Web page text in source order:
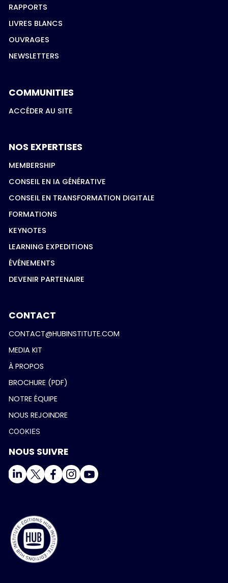
RAPPORTS
LIVRES BLANCS
OUVRAGES
NEWSLETTERS
COMMUNITIES
ACCÉDER AU SITE
NOS EXPERTISES
MEMBERSHIP
CONSEIL EN IA GÉNÉRATIVE
CONSEIL EN TRANSFORMATION DIGITALE
FORMATIONS
KEYNOTES
LEARNING EXPEDITIONS
ÉVÉNEMENTS
DEVENIR PARTENAIRE
CONTACT
CONTACT@HUBINSTITUTE.COM
MEDIA KIT
À PROPOS
BROCHURE (PDF)
NOTRE ÉQUIPE
NOUS REJOINDRE
COOKIES
NOUS SUIVRE